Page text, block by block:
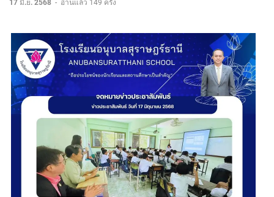
17 มิ.ย. 2568 - อ่านแล้ว 149 ครั้ง